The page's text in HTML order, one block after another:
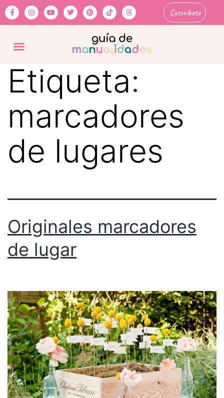
Suscríbete
Etiqueta:
marcadores
de lugares
Originales marcadores
de lugar